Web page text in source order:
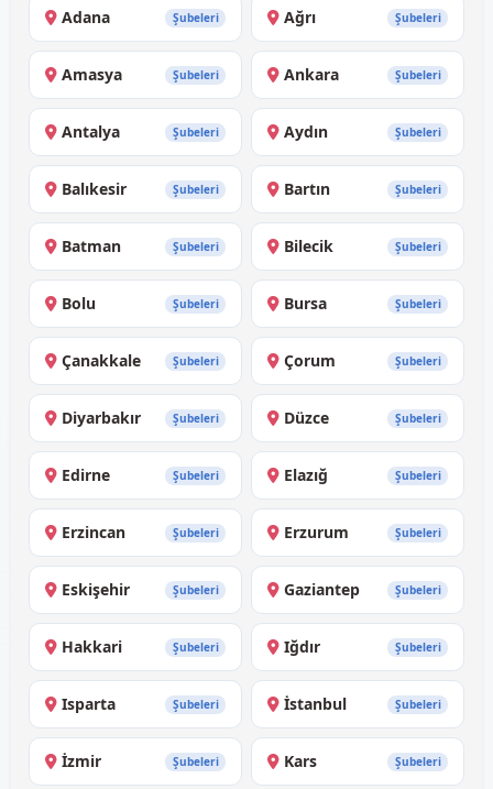
Adana Şubeleri Ağrı Şubeleri
Amasya Şubeleri Ankara Şubeleri
Antalya Şubeleri Aydın Şubeleri
Balıkesir Şubeleri Bartın Şubeleri
Batman Şubeleri Bilecik Şubeleri
Bolu Şubeleri Bursa Şubeleri
Çanakkale Şubeleri Çorum Şubeleri
Diyarbakır Şubeleri Düzce Şubeleri
Edirne Şubeleri Elazığ Şubeleri
Erzincan Şubeleri Erzurum Şubeleri
Eskişehir Şubeleri Gaziantep Şubeleri
Hakkari Şubeleri Iğdır Şubeleri
Isparta Şubeleri İstanbul Şubeleri
İzmir Şubeleri Kars Şubeleri